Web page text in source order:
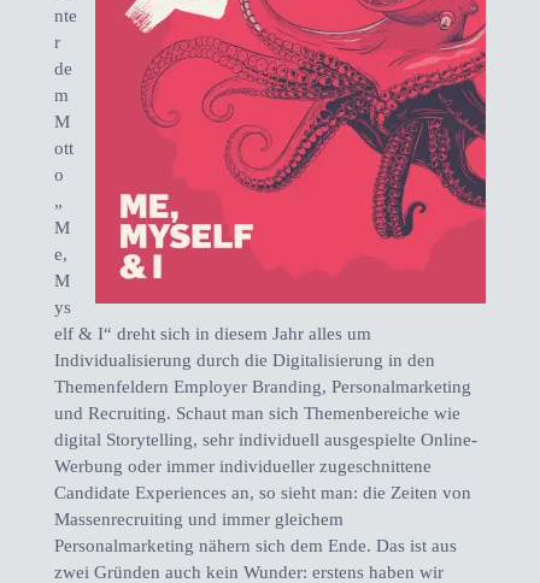
nte
r
de
m
M
ott
o
„
M
e,
M
ys
elf & I“ dreht sich in diesem Jahr alles um
Individualisierung durch die Digitalisierung in den
Themenfeldern Employer Branding, Personalmarketing
und Recruiting. Schaut man sich Themenbereiche wie
digital Storytelling, sehr individuell ausgespielte Online-
Werbung oder immer individueller zugeschnittene
Candidate Experiences an, so sieht man: die Zeiten von
Massenrecruiting und immer gleichem
Personalmarketing nähern sich dem Ende. Das ist aus
zwei Gründen auch kein Wunder: erstens haben wir